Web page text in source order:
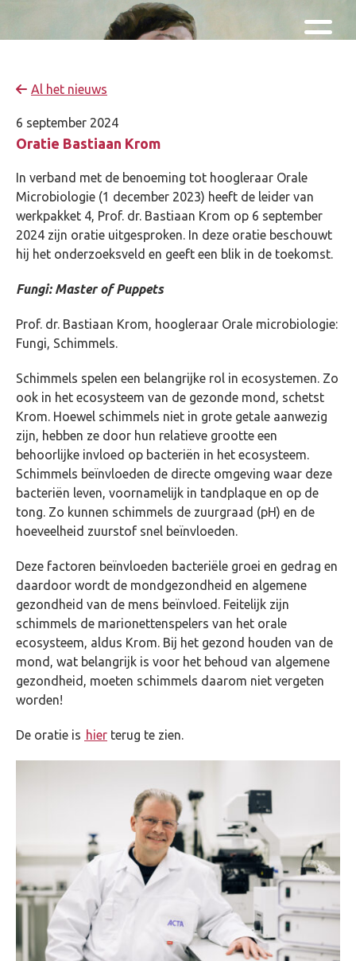
Skip and go to content
Directly to navigation
Al het nieuws
6 september 2024
Oratie Bastiaan Krom
In verband met de benoeming tot hoogleraar Orale
Microbiologie (1 december 2023) heeft de leider van
werkpakket 4, Prof. dr. Bastiaan Krom op 6 september
2024 zijn oratie uitgesproken. In deze oratie beschouwt
hij het onderzoeksveld en geeft een blik in de toekomst.
Fungi: Master of Puppets
Prof. dr. Bastiaan Krom, hoogleraar Orale microbiologie:
Fungi, Schimmels.
Schimmels spelen een belangrijke rol in ecosystemen. Zo
ook in het ecosysteem van de gezonde mond, schetst
Krom. Hoewel schimmels niet in grote getale aanwezig
zijn, hebben ze door hun relatieve grootte een
behoorlijke invloed op bacteriën in het ecosysteem.
Schimmels beïnvloeden de directe omgeving waar deze
bacteriën leven, voornamelijk in tandplaque en op de
tong. Zo kunnen schimmels de zuurgraad (pH) en de
hoeveelheid zuurstof snel beïnvloeden.
Deze factoren beïnvloeden bacteriële groei en gedrag en
daardoor wordt de mondgezondheid en algemene
gezondheid van de mens beïnvloed. Feitelijk zijn
schimmels de marionettenspelers van het orale
ecosysteem, aldus Krom. Bij het gezond houden van de
mond, wat belangrijk is voor het behoud van algemene
gezondheid, moeten schimmels daarom niet vergeten
worden!
De oratie is hier terug te zien.